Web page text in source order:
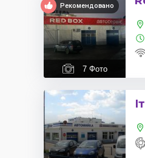
Рекомендовано
7 Фото